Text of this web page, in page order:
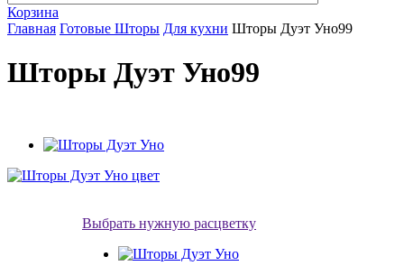
Корзина
Главная Готовые Шторы Для кухни Шторы Дуэт Уно99
Шторы Дуэт Уно99
Выбрать нужную расцветку